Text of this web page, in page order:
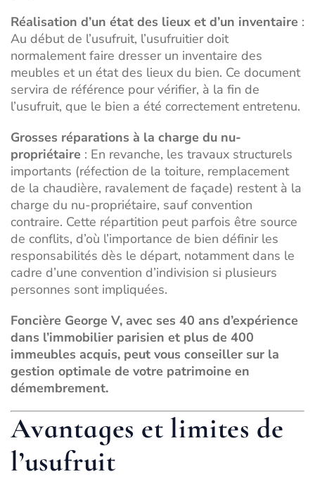
Réalisation d’un état des lieux et d’un inventaire :
Au début de l’usufruit, l’usufruitier doit
normalement faire dresser un inventaire des
meubles et un état des lieux du bien. Ce document
servira de référence pour vérifier, à la fin de
l’usufruit, que le bien a été correctement entretenu.
Grosses réparations à la charge du nu-
propriétaire : En revanche, les travaux structurels
importants (réfection de la toiture, remplacement
de la chaudière, ravalement de façade) restent à la
charge du nu-propriétaire, sauf convention
contraire. Cette répartition peut parfois être source
de conflits, d’où l’importance de bien définir les
responsabilités dès le départ, notamment dans le
cadre d’une convention d’indivision si plusieurs
personnes sont impliquées.
Foncière George V, avec ses 40 ans d’expérience
dans l’immobilier parisien et plus de 400
immeubles acquis, peut vous conseiller sur la
gestion optimale de votre patrimoine en
démembrement.
Avantages et limites de
l’usufruit